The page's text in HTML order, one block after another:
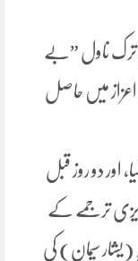
ترک ناول ”بے
اعزاز میں حاصل
اور دو روز قبل
ترجمے کے
(یشار سیمان) کی